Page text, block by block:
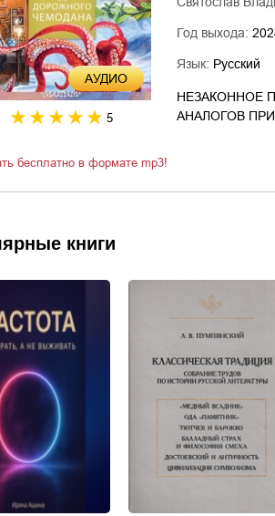
AУДИО
5
Год выхода:
Язык: Русский
НЕЗАКОННОЕ
АНАЛОГОВ
бесплатно в формате mp3!
книги